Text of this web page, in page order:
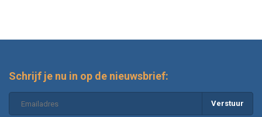
Schrijf je nu in op de nieuwsbrief:
Verstuur